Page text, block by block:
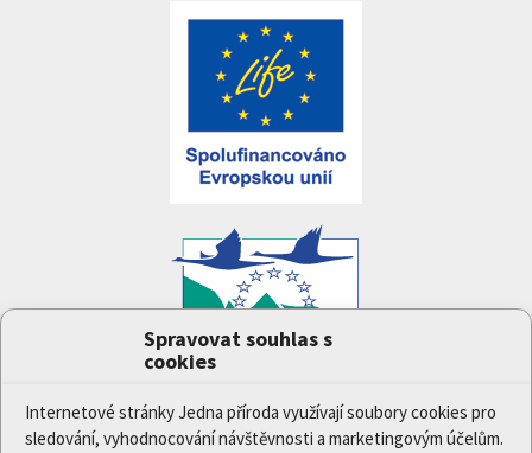
Spravovat souhlas s
cookies
Internetové stránky Jedna příroda využívají soubory cookies pro
sledování, vyhodnocování návštěvnosti a marketingovým účelům.
LIFE17/IPE/CZ/000005) byl podpořen z finančního
nástroje Evropské unie LIFE.